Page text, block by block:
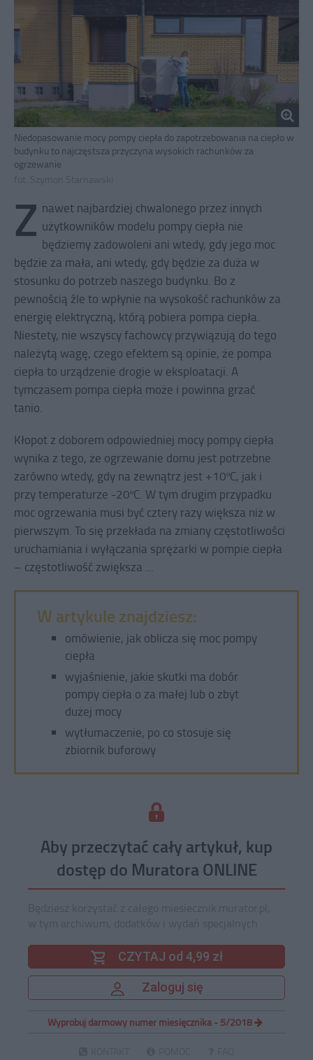
Niedopasowanie mocy pompy ciepła do zapotrzebowania na ciepło w
budynku to najczęstsza przyczyna wysokich rachunków za
ogrzewanie
Z nawet najbardziej chwalonego przez innych
użytkowników modelu pompy ciepła nie
będziemy zadowoleni ani wtedy, gdy jego moc
będzie za mała, ani wtedy, gdy będzie za duża w
stosunku do potrzeb naszego budynku. Bo z
pewnością źle to wpłynie na wysokość rachunków za
energię elektryczną, którą pobiera pompa ciepła.
Niestety, nie wszyscy fachowcy przywiązują do tego
należytą wagę, czego efektem są opinie, że pompa
ciepła to urządzenie drogie w eksploatacji. A
tymczasem pompa ciepła może i powinna grzać
tanio.
Kłopot z doborem odpowiedniej mocy pompy ciepła
wynika z tego, że ogrzewanie domu jest potrzebne
zarówno wtedy, gdy na zewnątrz jest +10ºC, jak i
przy temperaturze -20ºC. W tym drugim przypadku
moc ogrzewania musi być cztery razy większa niż w
pierwszym. To się przekłada na zmiany częstotliwości
uruchamiania i wyłączania sprężarki w pompie ciepła
– częstotliwość zwiększa ...
W artykule znajdziesz:
omówienie, jak oblicza się moc pompy
ciepła
wyjaśnienie, jakie skutki ma dobór
pompy ciepła o za małej lub o zbyt
dużej mocy
wytłumaczenie, po co stosuje się
zbiornik buforowy
Aby przeczytać cały artykuł, kup
dostęp do Muratora ONLINE
CZYTAJ od 4,99 zł
Zaloguj się
Wypróbuj darmowy numer miesięcznika - 5/2018